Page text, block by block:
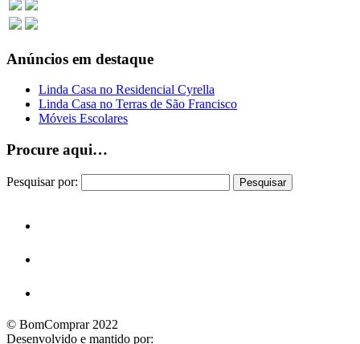
Anúncios em destaque
Linda Casa no Residencial Cyrella
Linda Casa no Terras de São Francisco
Móveis Escolares
Procure aqui…
Pesquisar por:
© BomComprar 2022
Desenvolvido e mantido por: